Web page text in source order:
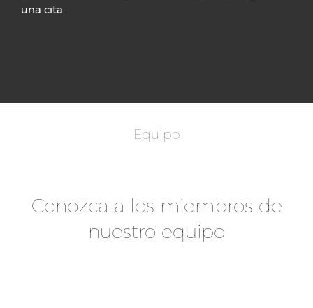
una cita.
Equipo
Conozca a los miembros de
nuestro equipo